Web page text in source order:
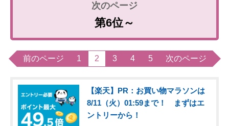
第6位～
前のページ 1 2 3 4 5 次のページ
【楽天】PR：お買い物マラソンは
8/11（火）01:59まで！ まずはエ
ントリーから！